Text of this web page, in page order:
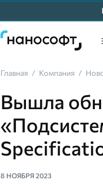
Главная / Компания /
Вышла
8 НОЯБРЯ 2023